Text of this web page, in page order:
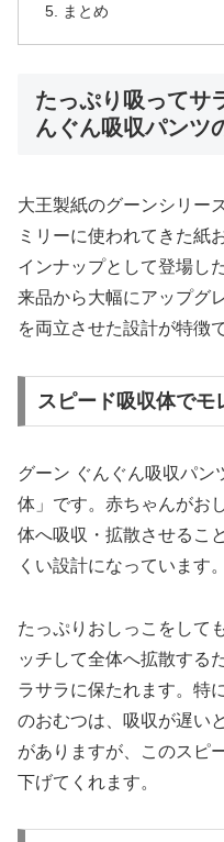
まとめ
たっぷり吸ってサ
んぐん吸収パンツ
大王製紙のグーンシリー
ミリーに使われてきた紙
インナップとして登場し
来品から大幅にアップグ
を両立させた設計が特徴
スピード吸収体でモ
グーン ぐんぐん吸収パン
体」です。赤ちゃんがお
体へ吸収・拡散させるこ
くい設計になっています。
たっぷりおしっこをして
ッチして全体へ拡散する
ラサラに保たれます。特
のおむつは、吸収が遅い
がありますが、このスピ
下げてくれます。